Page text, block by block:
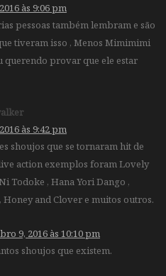
às 9:06 pm
pessoas também lembram e são
tiveram isso , Menos Mimimimi
querendo provar que ele estar
às 9:42 pm
shoujos que se tornaram hit de
action exemplos foram Lovely
Todoke , Hana Yori Dango ,
Honey and Clover e muitos outros.
9, 2016 às 10:10 pm
shoujos que existem.